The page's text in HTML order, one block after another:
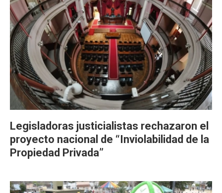
Legisladoras justicialistas rechazaron el
proyecto nacional de “Inviolabilidad de la
Propiedad Privada”